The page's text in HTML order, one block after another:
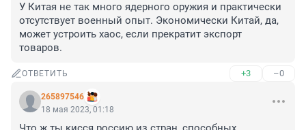
У Китая не так много ядерного оружия и практически
отсутствует военный опыт. Экономически Китай, да,
может устроить хаос, если прекратит экспорт
товаров.
ОТВЕТИТЬ +3 –0
265897546
18 мая 2023, 01:18